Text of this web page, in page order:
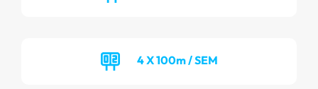
4 X 100m / SEM